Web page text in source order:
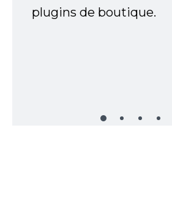
plugins de boutique.